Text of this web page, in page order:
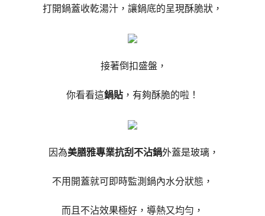
打開鍋蓋收乾湯汁，讓鍋底的呈現酥脆狀，
接著倒扣盛盤，
你看看這鍋貼 ，有夠酥脆的啦！
因為美膳雅專業抗刮不沾鍋外蓋是玻璃，
不用開蓋就可即時監測鍋內水分狀態，
而且不沾效果極好，導熱又均勻，